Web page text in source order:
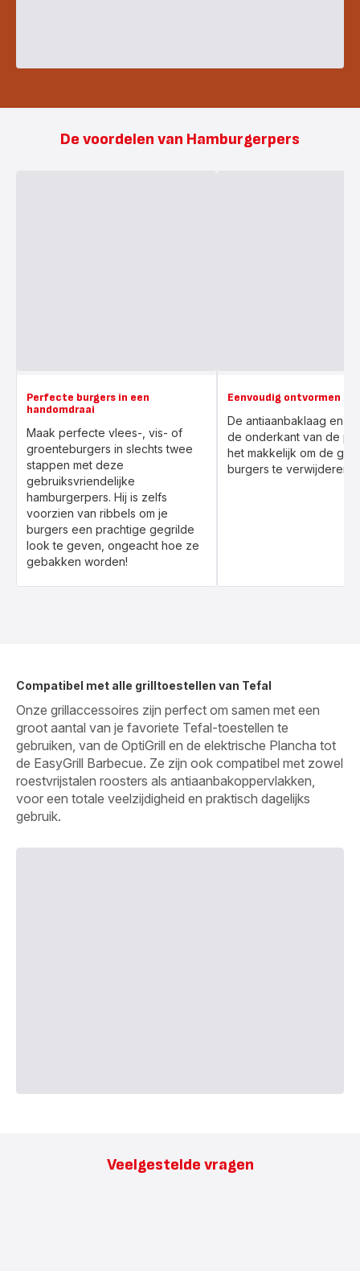
De voordelen van Hamburgerpers
Perfecte burgers in een
handomdraai
Maak perfecte vlees-, vis- of
groenteburgers in slechts twee
stappen met deze
gebruiksvriendelijke
hamburgerpers. Hij is zelfs
voorzien van ribbels om je
burgers een prachtige gegrilde
look te geven, ongeacht hoe ze
gebakken worden!
Eenvoudig ontvormen
De antiaanbaklaag en
de onderkant van de
het makkelijk om de
burgers te verwijderen.
Compatibel met alle grilltoestellen van Tefal
Onze grillaccessoires zijn perfect om samen met een
groot aantal van je favoriete Tefal-toestellen te
gebruiken, van de OptiGrill en de elektrische Plancha tot
de EasyGrill Barbecue. Ze zijn ook compatibel met zowel
roestvrijstalen roosters als antiaanbakoppervlakken,
voor een totale veelzijdigheid en praktisch dagelijks
gebruik.
Veelgestelde vragen